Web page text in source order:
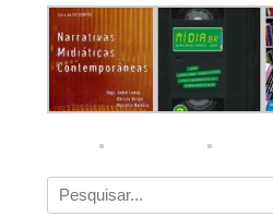
Pesquisar
por: